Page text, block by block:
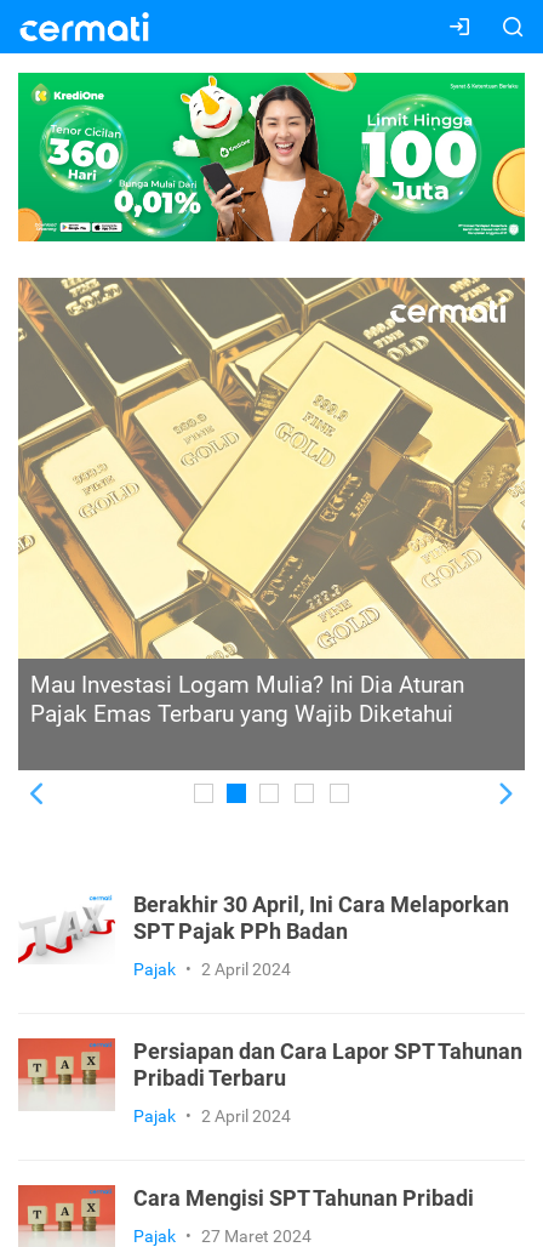
Setelah Pensiun, Bagaimana Kewajiban Bayar
Pajak Nanti?
Berakhir 30 April, Ini Cara Melaporkan
SPT Pajak PPh Badan
Pajak • 2 April 2024
Persiapan dan Cara Lapor SPT Tahunan
Pribadi Terbaru
Pajak • 2 April 2024
Cara Mengisi SPT Tahunan Pribadi
Pajak • 27 Maret 2024